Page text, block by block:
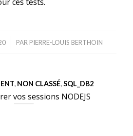
PAR PIERRE-LOUIS BERTHOIN
, NON CLASSÉ,SQL_DB2
vos sessions NODEJS